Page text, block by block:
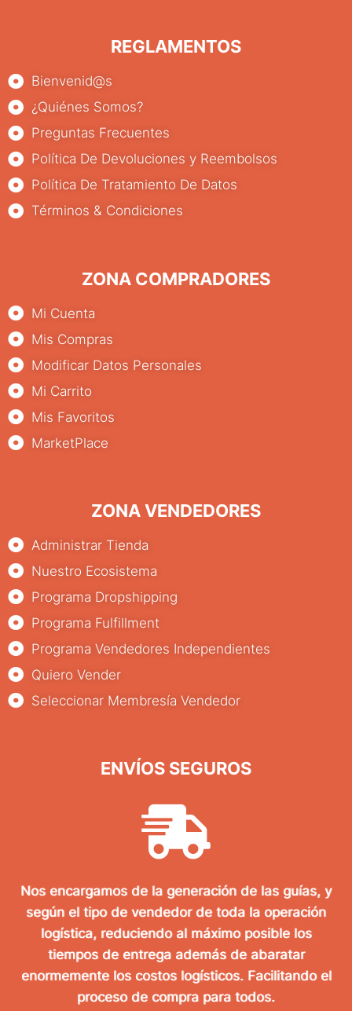
REGLAMENTOS
Bienvenid@s
¿Quiénes Somos?
Preguntas Frecuentes
Política De Devoluciones y Reembolsos
Política De Tratamiento De Datos
Términos & Condiciones
ZONA COMPRADORES
Mi Cuenta
Mis Compras
Modificar Datos Personales
Mi Carrito
Mis Favoritos
MarketPlace
ZONA VENDEDORES
Administrar Tienda
Nuestro Ecosistema
Programa Dropshipping
Programa Fulfillment
Programa Vendedores Independientes
Quiero Vender
Seleccionar Membresía Vendedor
ENVÍOS SEGUROS
Nos encargamos de la generación de las guías, y
según el tipo de vendedor de toda la operación
logística, reduciendo al máximo posible los
tiempos de entrega además de abaratar
enormemente los costos logísticos. Facilitando el
proceso de compra para todos.